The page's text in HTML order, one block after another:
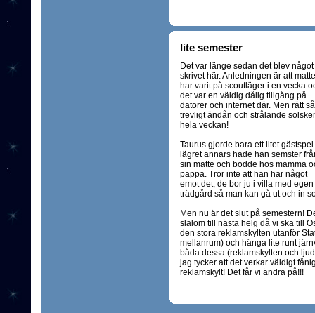
lite semester
Det var länge sedan det blev något
skrivet här. Anledningen är att matte
har varit på scoutläger i en vecka
det var en väldig dålig tillgång på
datorer och internet där. Men rätt så
trevligt ändån och strålande
hela veckan!
Taurus gjorde bara ett litet
lägret annars hade han semster
sin matte och bodde hos mamma
pappa. Tror inte att han har något
emot det, de bor ju i villa med egen
trädgård så man kan gå ut och in
Men nu är det slut på semestern!
slalom till nästa helg då vi ska till
den stora reklamskylten utanför
mellanrum) och hänga lite runt
båda dessa (reklamskylten och
jag tycker att det verkar väldigt
reklamskylt! Det får vi ändra på!!!